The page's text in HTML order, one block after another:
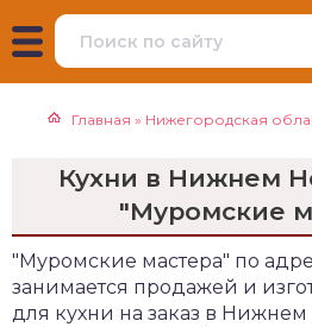
Главная » Нижегородская
Кухни в Нижнем
"Муромские
"Муромские мастера" по
занимается продажей и
для кухни на заказ в